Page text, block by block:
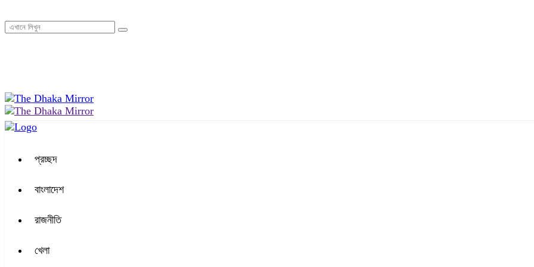
প্রচ্ছদ
বাংলাদেশ
রাজনীতি
খেলা